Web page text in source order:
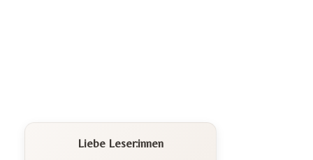
Liebe Leser:innen